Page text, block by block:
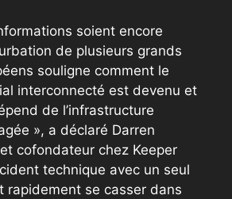
soient encore
de plusieurs grands
souligne comment le
interconnecté est devenu et
de l’infrastructure
», a déclaré Darren
cofondateur chez Keeper
technique avec un seul
rapidement se casser dans